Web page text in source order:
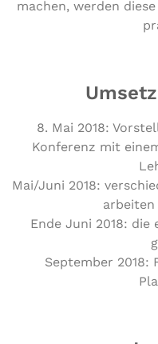
machen, werden
8. Mai 2018:
Konferenz mit
Mai/Juni 2018:
arbeiten
Ende Juni 2018:
September